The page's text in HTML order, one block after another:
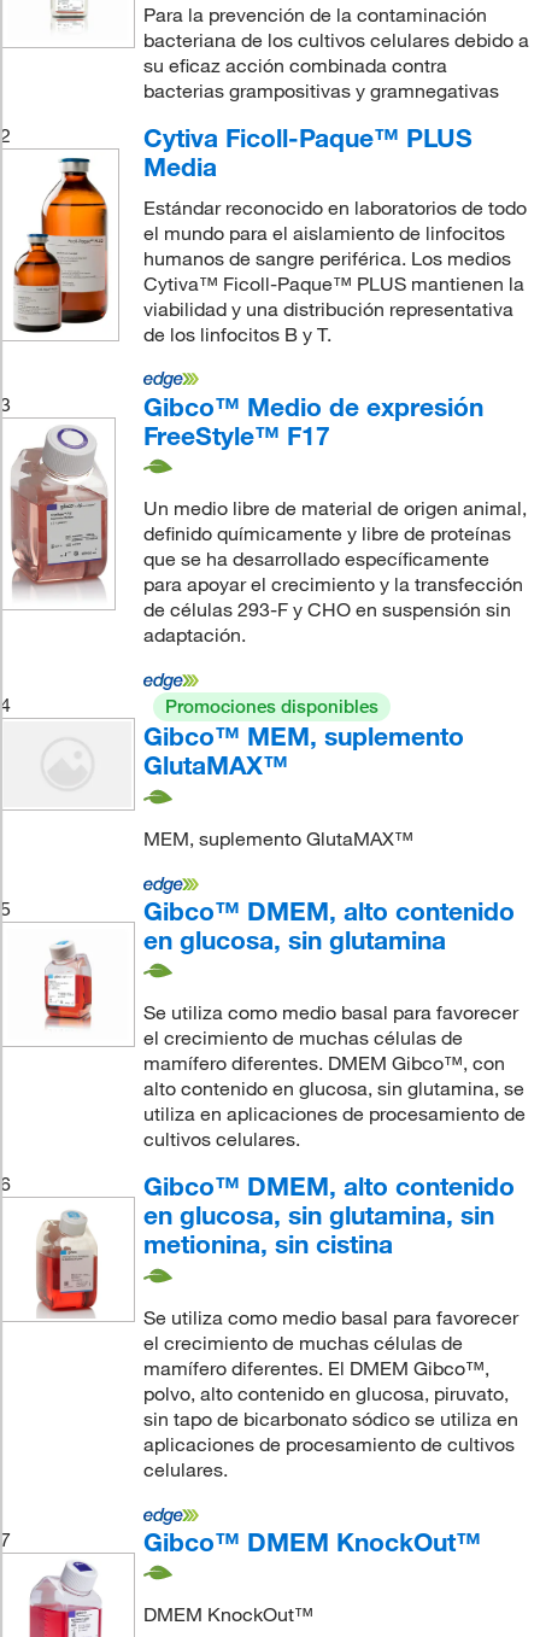
Para la prevención de la contaminación
bacteriana de los cultivos celulares debido a
su eficaz acción combinada contra
bacterias grampositivas y gramnegativas
2
Cytiva Ficoll-Paque™ PLUS
Media
Estándar reconocido en laboratorios de todo
el mundo para el aislamiento de linfocitos
humanos de sangre periférica. Los medios
Cytiva™ Ficoll-Paque™ PLUS mantienen la
viabilidad y una distribución representativa
de los linfocitos B y T.
3
Gibco™ Medio de expresión
FreeStyle™ F17
Un medio libre de material de origen animal,
definido químicamente y libre de proteínas
que se ha desarrollado específicamente
para apoyar el crecimiento y la transfección
de células 293-F y CHO en suspensión sin
adaptación.
4 Promociones disponibles
Gibco™ MEM, suplemento
GlutaMAX™
MEM, suplemento GlutaMAX™
5
Gibco™ DMEM, alto contenido
en glucosa, sin glutamina
Se utiliza como medio basal para favorecer
el crecimiento de muchas células de
mamífero diferentes. DMEM Gibco™, con
alto contenido en glucosa, sin glutamina, se
utiliza en aplicaciones de procesamiento de
cultivos celulares.
6
Gibco™ DMEM, alto contenido
en glucosa, sin glutamina, sin
metionina, sin cistina
Se utiliza como medio basal para favorecer
el crecimiento de muchas células de
mamífero diferentes. El DMEM Gibco™,
polvo, alto contenido en glucosa, piruvato,
sin tapo de bicarbonato sódico se utiliza en
aplicaciones de procesamiento de cultivos
celulares.
7 Gibco™ DMEM KnockOut™
DMEM KnockOut™